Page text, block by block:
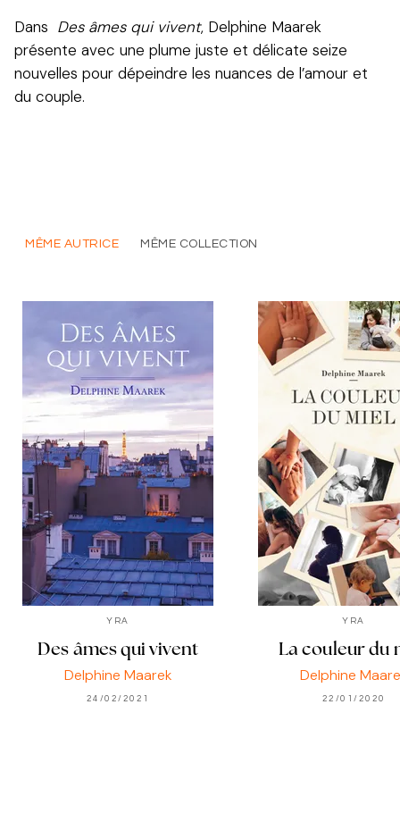
Dans Des âmes qui vivent, Delphine Maarek
présente avec une plume juste et délicate seize
nouvelles pour dépeindre les nuances de l’amour et
du couple.
MÊME AUTRICE MÊME COLLECTION
YRA
Des âmes qui vivent
Delphine Maarek
24/02/2021
YRA
La couleur du
Delphine
22/01/2020